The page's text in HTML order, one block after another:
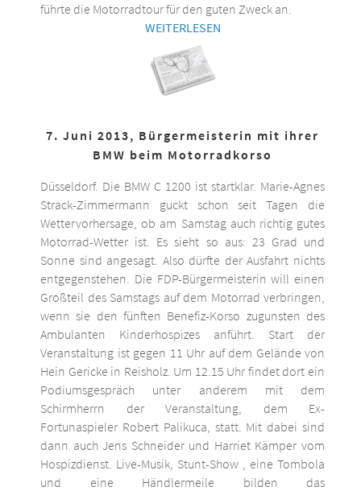
führte die Motorradtour für den guten Zweck an.
WEITERLESEN
7. Juni 2013, Bürgermeisterin mit ihrer
BMW beim Motorradkorso
Düsseldorf. Die BMW C 1200 ist startklar. Marie-Agnes
Strack-Zimmermann guckt schon seit Tagen die
Wettervorhersage, ob am Samstag auch richtig gutes
Motorrad-Wetter ist. Es sieht so aus: 23 Grad und
Sonne sind angesagt. Also dürfte der Ausfahrt nichts
entgegenstehen. Die FDP-Bürgermeisterin will einen
Großteil des Samstags auf dem Motorrad verbringen,
wenn sie den fünften Benefiz-Korso zugunsten des
Ambulanten Kinderhospizes anführt. Start der
Veranstaltung ist gegen 11 Uhr auf dem Gelände von
Hein Gericke in Reisholz. Um 12.15 Uhr findet dort ein
Podiumsgespräch unter anderem mit dem
Schirmherrn der Veranstaltung, dem Ex-
Fortunaspieler Robert Palikuca, statt. Mit dabei sind
dann auch Jens Schneider und Harriet Kämper vom
Hospizdienst. Live-Musik, Stunt-Show , eine Tombola
und eine Händlermeile bilden das